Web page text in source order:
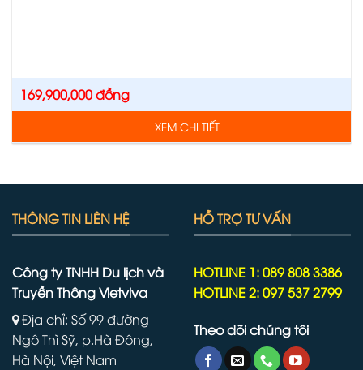
169,900,000đồng
XEM CHI TIẾT
THÔNG TIN LIÊN HỆ
Công ty TNHH Du lịch và
Truyền Thông Vietviva
Địa chỉ: Số 99 đường
Ngô Thì Sỹ, p.Hà Đông,
Hà Nội, Việt Nam
HỖ TRỢ TƯ VẤN
HOTLINE 1: 089 808 3386
HOTLINE 2: 097 537 2799
Theo dõi chúng tôi